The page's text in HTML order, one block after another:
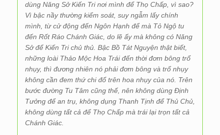
dùng Năng Sở Kiến Tri nơi mình để Thọ Chấp, vì sao?
Vì bậc nầy thường kiểm soát, suy ngẫm lấy chính
mình, từ cử động đến Ngôn Hạnh để mà Tỏ Ngộ tu
đến Rốt Ráo Chánh Giác, do lẽ ấy mà không có Năng
Sở để Kiến Tri chủ thủ. Bậc Bồ Tát Nguyện thật biết,
những loài Thảo Mộc Hoa Trái đến thời đơm bông trổ
nhụy, thì đương nhiên nó phải đơm bông và trổ nhụy
không cần đem thứ chi đổ trên hoa nhụy của nó. Trên
bước đường Tu Tâm cũng thế, nên không dùng Định
Tưởng để an trụ, không dụng Thanh Tịnh để Thủ Chủ,
không dùng tất cả để Thọ Chấp mà trái lại trọn tất cả
Chánh Giác.